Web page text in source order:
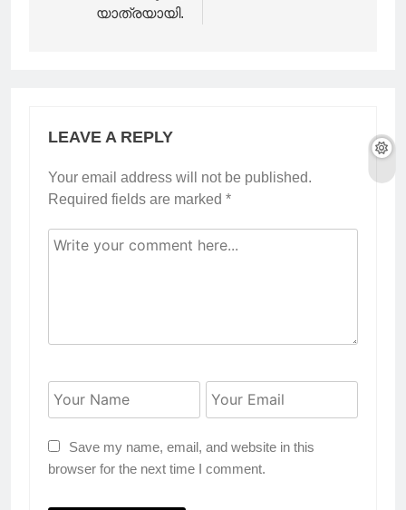
യാത്രയായി.
LEAVE A REPLY
Your email address will not be published.
Required fields are marked *
Save my name, email, and website in this
browser for the next time I comment.